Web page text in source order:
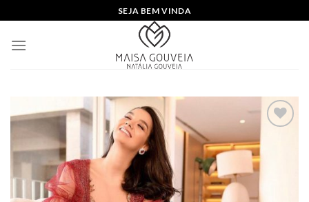
to
content
SEJA BEM VINDA
wishlist